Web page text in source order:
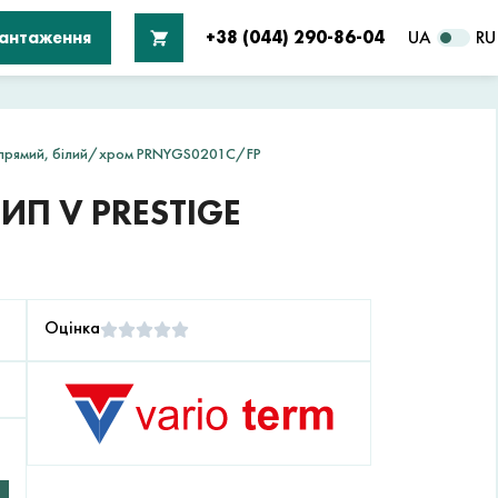
+38 (044) 290-86-04 UA RU
білий/хром PRNYGS0201C/FP
V PRESTIGE
Оцінка